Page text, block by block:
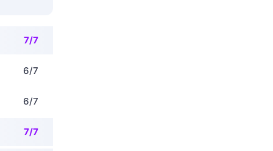
7/7
6/7
6/7
7/7